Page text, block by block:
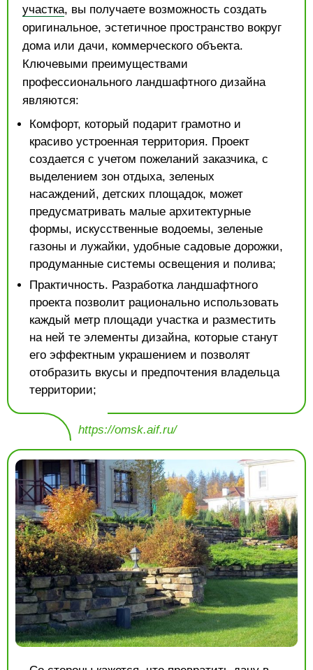
участка, вы получаете возможность создать
оригинальное, эстетичное пространство вокруг
дома или дачи, коммерческого объекта.
Ключевыми преимуществами
профессионального ландшафтного дизайна
являются:
Комфорт, который подарит грамотно и
красиво устроенная территория. Проект
создается с учетом пожеланий заказчика, с
выделением зон отдыха, зеленых
насаждений, детских площадок, может
предусматривать малые архитектурные
формы, искусственные водоемы, зеленые
газоны и лужайки, удобные садовые дорожки,
продуманные системы освещения и полива;
Практичность. Разработка ландшафтного
проекта позволит рационально использовать
каждый метр площади участка и разместить
на ней те элементы дизайна, которые станут
его эффектным украшением и позволят
отобразить вкусы и предпочтения владельца
территории;
https://omsk.aif.ru/